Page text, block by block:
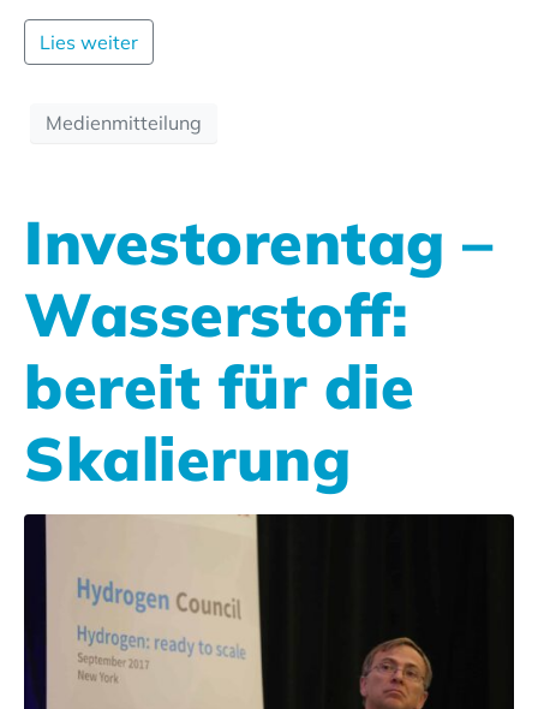
Lies weiter
Medienmitteilung
Investorentag –
Wasserstoff:
bereit für die
Skalierung